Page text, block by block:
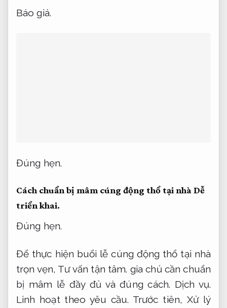
Báo giá.
Đúng hẹn.
Cách chuẩn bị mâm cúng động thổ tại nhàDễ
triển khai.
Đúng hẹn.
Để thực hiện buổi lễ cúng động thổ tại nhà
trọn vẹn, Tư vấn tận tâm. gia chủ cần chuẩn
bị mâm lễ đầy đủ và đúng cách. Dịch vụ.
Linh hoạt theo yêu cầu. Trước tiên, Xử lý